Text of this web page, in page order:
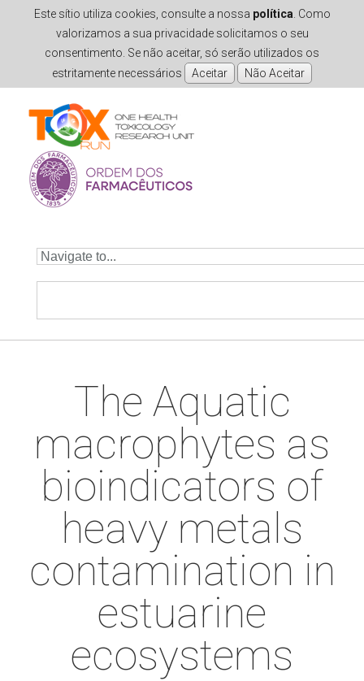
Este sítio utiliza cookies, consulte a nossa política . Como
valorizamos a sua privacidade solicitamos o seu
consentimento. Se não aceitar, só serão utilizados os
estritamente necessários
The Aquatic
macrophytes as
bioindicators of
heavy metals
contamination in
estuarine
ecosystems